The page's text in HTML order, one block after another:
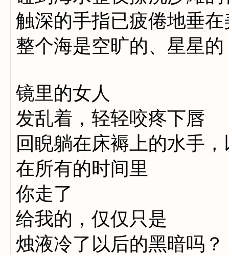
触深的手指已疲倦地垂
整个海是空旷的、星星
镜里的女人
发乱着，轻轻咬疼下唇
回睨躺在床褥上的水手
在所有的时间里
你走了
给我的，仅仅只是
烛液冷了以后的黑暗吗？